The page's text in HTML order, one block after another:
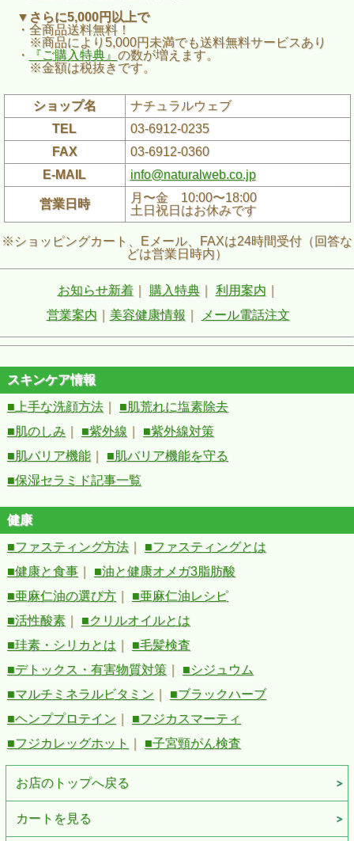
▼さらに5,000円以上で
・全商品送料無料！
※商品により5,000円未満でも送料無料サービスあり
・
『ご購入特典』 の数が増えます。
※金額は税抜きです。
ショップ名
ナチュラルウェブ
TEL
03-6912-0235
FAX
03-6912-0360
E-MAIL
info@naturalweb.co.jp
営業日時
月〜金 10:00〜18:00
土日祝日はお休みです
※ショッピングカート、Eメール、FAXは24時間受付（回答な
どは営業日時内）
お知らせ新着｜ 購入特典｜ 利用案内
営業案内
美容健康情報 メール電話注文
スキンケア情報
■上手な洗顔方法
■肌荒れに塩素除去
■肌のしみ
■紫外線
■紫外線対策
■肌バリア機能
■肌バリア機能を守る
■保湿セラミド記事一覧
健康
■ファスティング方法
■ファスティングとは
■健康と食事
■油と健康オメガ3脂肪酸
■亜麻仁油の選び方
■亜麻仁油レシピ
■活性酸素
■クリルオイルとは
■珪素・シリカとは
■毛髪検査
■デトックス・有害物質対策
■シジュウム
■マルチミネラルビタミン
■ブラックハーブ
■ヘンププロテイン
■フジカスマーティ
■フジカレッグホット
■子宮頸がん検査
お店のトップへ戻る
カートを見る